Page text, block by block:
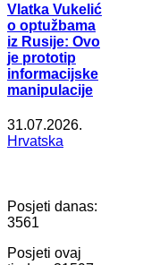
Vlatka Vukelić
o optužbama
iz Rusije: Ovo
je prototip
informacijske
manipulacije
31.07.2026.
Hrvatska
Posjeti danas:
3561
Posjeti ovaj